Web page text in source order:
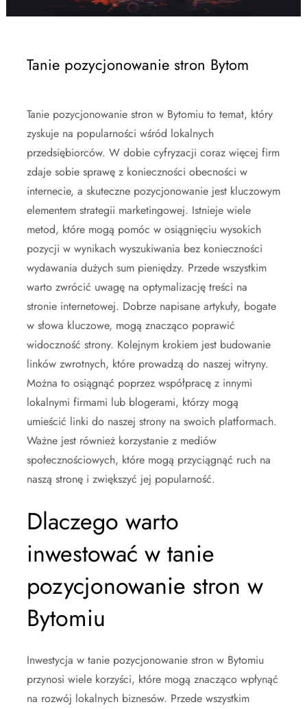
Tanie pozycjonowanie stron Bytom
Tanie pozycjonowanie stron w Bytomiu to temat, który
zyskuje na popularności wśród lokalnych
przedsiębiorców. W dobie cyfryzacji coraz więcej firm
zdaje sobie sprawę z konieczności obecności w
internecie, a skuteczne pozycjonowanie jest kluczowym
elementem strategii marketingowej. Istnieje wiele
metod, które mogą pomóc w osiągnięciu wysokich
pozycji w wynikach wyszukiwania bez konieczności
wydawania dużych sum pieniędzy. Przede wszystkim
warto zwrócić uwagę na optymalizację treści na
stronie internetowej. Dobrze napisane artykuły, bogate
w słowa kluczowe, mogą znacząco poprawić
widoczność strony. Kolejnym krokiem jest budowanie
linków zwrotnych, które prowadzą do naszej witryny.
Można to osiągnąć poprzez współpracę z innymi
lokalnymi firmami lub blogerami, którzy mogą
umieścić linki do naszej strony na swoich platformach.
Ważne jest również korzystanie z mediów
społecznościowych, które mogą przyciągnąć ruch na
naszą stronę i zwiększyć jej popularność.
Dlaczego warto
inwestować w tanie
pozycjonowanie stron w
Bytomiu
Inwestycja w tanie pozycjonowanie stron w Bytomiu
przynosi wiele korzyści, które mogą znacząco wpłynąć
na rozwój lokalnych biznesów. Przede wszystkim